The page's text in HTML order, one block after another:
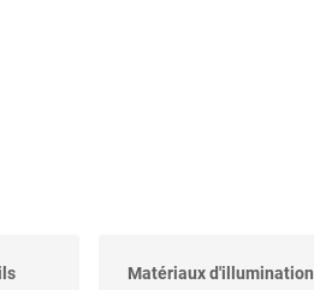
Matériaux d'illumination